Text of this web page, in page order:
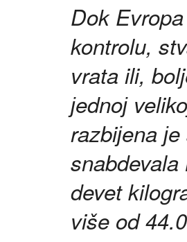
Dok
kontrolu,
vrata ili,
јednoј
razbiјena
snabdevala
devet
više od